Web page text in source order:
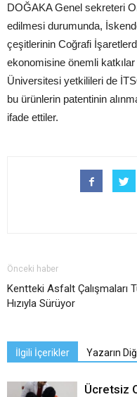
DOĞAKA Genel sekreteri
edilmesi durumunda,
çeşitlerinin Coğrafi
ekonomisine önemli
Üniversitesi yetkilileri de
bu ürünlerin patentinin
ifade ettiler.
Önceki haber
Kentteki Asfalt Çalışmaları
Hızıyla Sürüyor
İlgili İçerikler Yazarın
Ücretsiz